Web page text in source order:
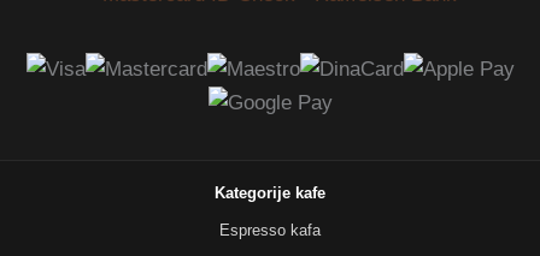
Kategorije kafe
Espresso kafa